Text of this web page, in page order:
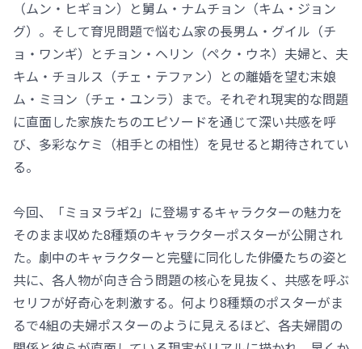
（ムン・ヒギョン）と舅ム・ナムチョン（キム・ジョン
グ）。そして育児問題で悩むム家の長男ム・グイル（チ
ョ・ワンギ）とチョン・ヘリン（ペク・ウネ）夫婦と、夫
キム・チョルス（チェ・テファン）との離婚を望む末娘
ム・ミヨン（チェ・ユンラ）まで。それぞれ現実的な問題
に直面した家族たちのエピソードを通じて深い共感を呼
び、多彩なケミ（相手との相性）を見せると期待されてい
る。
今回、「ミョヌラギ2」に登場するキャラクターの魅力を
そのまま収めた8種類のキャラクターポスターが公開され
た。劇中のキャラクターと完璧に同化した俳優たちの姿と
共に、各人物が向き合う問題の核心を見抜く、共感を呼ぶ
セリフが好奇心を刺激する。何より8種類のポスターがま
るで4組の夫婦ポスターのように見えるほど、各夫婦間の